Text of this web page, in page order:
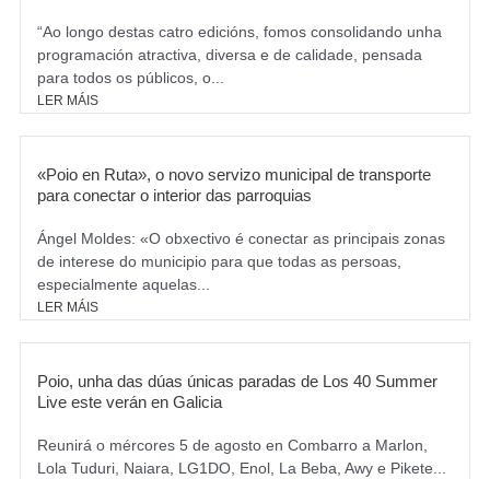
“Ao longo destas catro edicións, fomos consolidando unha
programación atractiva, diversa e de calidade, pensada
para todos os públicos, o...
LER MÁIS
«Poio en Ruta», o novo servizo municipal de transporte
para conectar o interior das parroquias
Ángel Moldes: «O obxectivo é conectar as principais zonas
de interese do municipio para que todas as persoas,
especialmente aquelas...
LER MÁIS
Poio, unha das dúas únicas paradas de Los 40 Summer
Live este verán en Galicia
Reunirá o mércores 5 de agosto en Combarro a Marlon,
Lola Tuduri, Naiara, LG1DO, Enol, La Beba, Awy e Pikete...